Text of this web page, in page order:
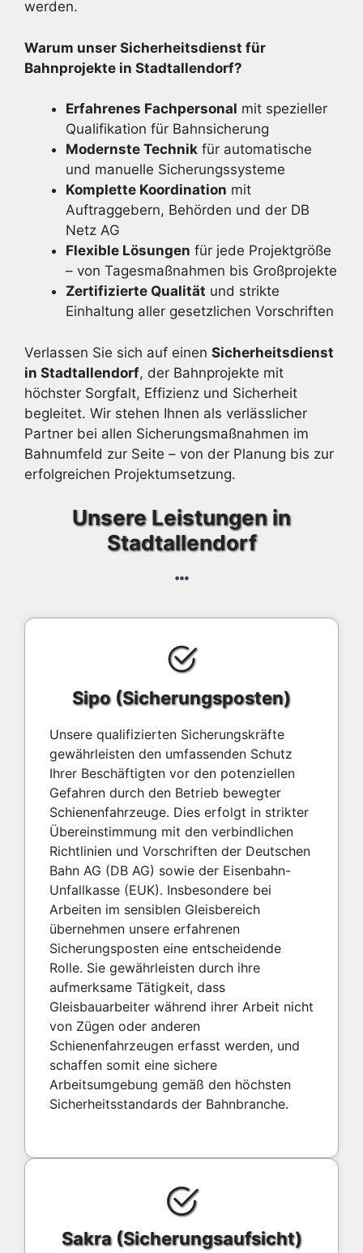
werden.
Warum unser Sicherheitsdienst für
Bahnprojekte in Stadtallendorf?
Erfahrenes Fachpersonal mit spezieller
Qualifikation für Bahnsicherung
Modernste Technik für automatische
und manuelle Sicherungssysteme
Komplette Koordination mit
Auftraggebern, Behörden und der DB
Netz AG
Flexible Lösungen für jede Projektgröße
– von Tagesmaßnahmen bis Großprojekte
Zertifizierte Qualität und strikte
Einhaltung aller gesetzlichen Vorschriften
Verlassen Sie sich auf einen Sicherheitsdienst
in Stadtallendorf, der Bahnprojekte mit
höchster Sorgfalt, Effizienz und Sicherheit
begleitet. Wir stehen Ihnen als verlässlicher
Partner bei allen Sicherungsmaßnahmen im
Bahnumfeld zur Seite – von der Planung bis zur
erfolgreichen Projektumsetzung.
Unsere Leistungen in
Stadtallendorf
Sipo (Sicherungsposten)
Unsere qualifizierten Sicherungskräfte
gewährleisten den umfassenden Schutz
Ihrer Beschäftigten vor den potenziellen
Gefahren durch den Betrieb bewegter
Schienenfahrzeuge. Dies erfolgt in strikter
Übereinstimmung mit den verbindlichen
Richtlinien und Vorschriften der Deutschen
Bahn AG (DB AG) sowie der Eisenbahn-
Unfallkasse (EUK). Insbesondere bei
Arbeiten im sensiblen Gleisbereich
übernehmen unsere erfahrenen
Sicherungsposten eine entscheidende
Rolle. Sie gewährleisten durch ihre
aufmerksame Tätigkeit, dass
Gleisbauarbeiter während ihrer Arbeit nicht
von Zügen oder anderen
Schienenfahrzeugen erfasst werden, und
schaffen somit eine sichere
Arbeitsumgebung gemäß den höchsten
Sicherheitsstandards der Bahnbranche.
Sakra (Sicherungsaufsicht)